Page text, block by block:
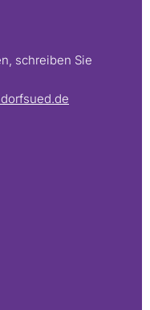
schreiben Sie